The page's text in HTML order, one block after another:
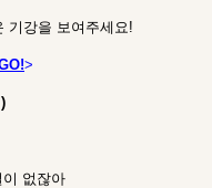
기강을 보여주세요!
>
)
없잖아